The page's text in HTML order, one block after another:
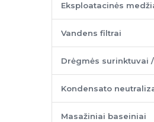
Eksploatacinės
Vandens filtrai
Drėgmės surinktuvai
Kondensato
Masažiniai baseiniai